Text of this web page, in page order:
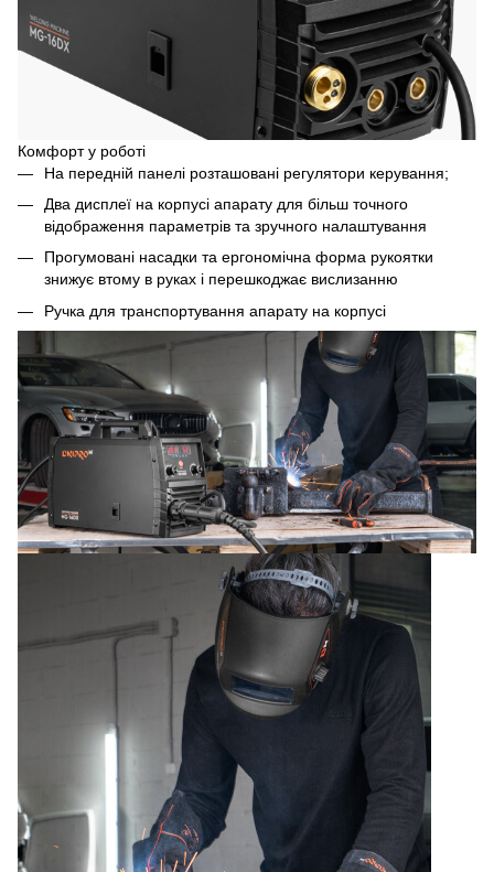
Комфорт у роботі
На передній панелі розташовані регулятори керування;
Два дисплеї на корпусі апарату для більш точного
відображення параметрів та зручного налаштування
Прогумовані насадки та ергономічна форма рукоятки
знижує втому в руках і перешкоджає вислизанню
Ручка для транспортування апарату на корпусі